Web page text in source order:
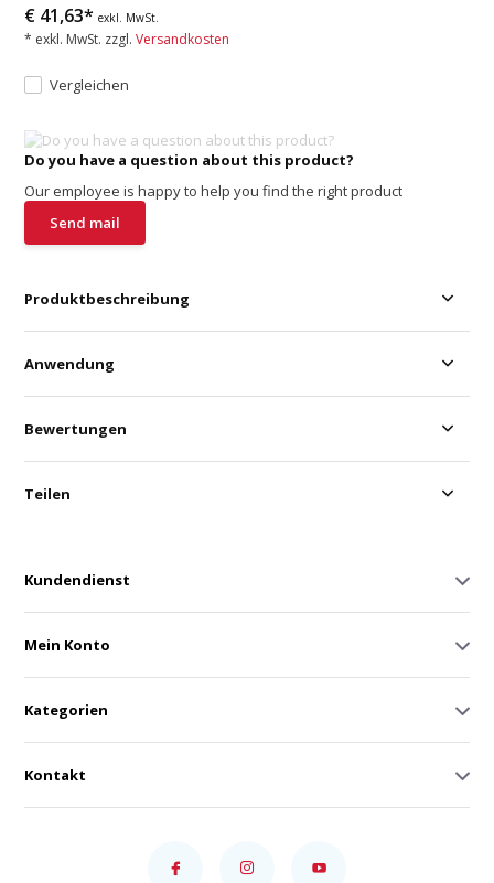
€ 41,63*exkl. MwSt.
* exkl. MwSt. zzgl.Versandkosten
Vergleichen
Do you have a question about this product?
Our employee is happy to help you find the right product
Send mail
Produktbeschreibung
Anwendung
Bewertungen
Teilen
Kundendienst
Mein Konto
Kategorien
Kontakt